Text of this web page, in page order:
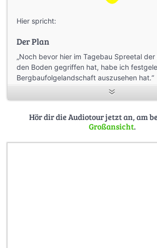
Hier spricht:
Der Plan
„Noch bevor hier im Tagebau Spreetal
den Boden gegriffen hat, habe ich
Bergbaufolgelandschaft auszusehen hat.“
(LMBV Senftenberg), Dr. Harter (NGP
Hör dir die Audiotour jetzt an, am
Großansicht.